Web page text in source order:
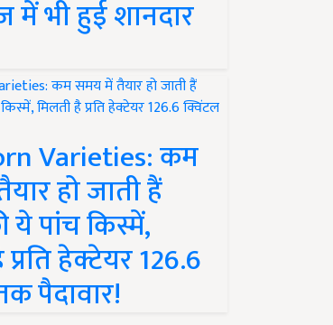
भी हुई शानदार
Varieties: कम
हो जाती हैं
ये पांच किस्में,
हेक्टेयर 126.6
पैदावार!